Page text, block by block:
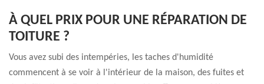
À QUEL PRIX POUR UNE RÉPARATION DE
TOITURE ?
Vous avez subi des intempéries, les taches d'humidité
commencent à se voir à l'intérieur de la maison, des fuites et